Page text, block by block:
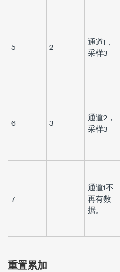
5 2
通道1，
采样3
6 3
通道2，
采样3
7 -
通道1不
再有数
据。
重置累加